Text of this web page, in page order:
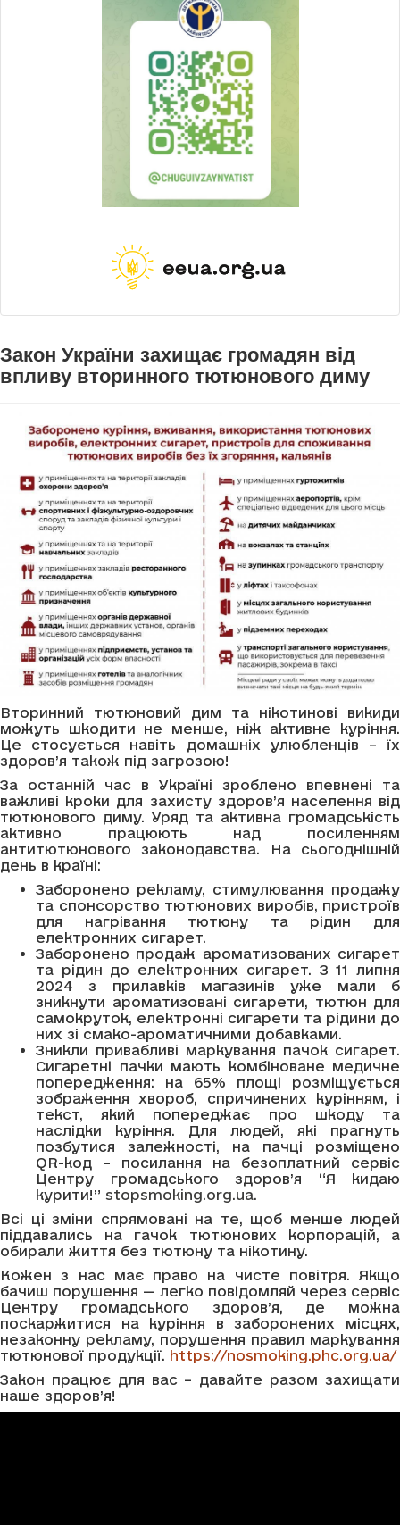
Закон України захищає громадян від
впливу вторинного тютюнового диму
Вторинний тютюновий дим та нікотинові викиди
можуть шкодити не менше, ніж активне куріння.
Це стосується навіть домашніх улюбленців – їх
здоров’я також під загрозою!
За останній час в Україні зроблено впевнені та
важливі кроки для захисту здоров’я населення від
тютюнового диму. Уряд та активна громадськість
активно працюють над посиленням
антитютюнового законодавства. На сьогоднішній
день в країні:
Заборонено рекламу, стимулювання продажу
та спонсорство тютюнових виробів, пристроїв
для нагрівання тютюну та рідин для
електронних сигарет.
Заборонено продаж ароматизованих сигарет
та рідин до електронних сигарет. З 11 липня
2024 з прилавків магазинів уже мали б
зникнути ароматизовані сигарети, тютюн для
самокруток, електронні сигарети та рідини до
них зі смако-ароматичними добавками.
Зникли привабливі маркування пачок сигарет.
Сигаретні пачки мають комбіноване медичне
попередження: на 65% площі розміщується
зображення хвороб, спричинених курінням, і
текст, який попереджає про шкоду та
наслідки куріння. Для людей, які прагнуть
позбутися залежності, на пачці розміщено
QR-код – посилання на безоплатний сервіс
Центру громадського здоров’я “Я кидаю
курити!” stopsmoking.org.ua.
Всі ці зміни спрямовані на те, щоб менше людей
піддавались на гачок тютюнових корпорацій, а
обирали життя без тютюну та нікотину.
Кожен з нас має право на чисте повітря. Якщо
бачиш порушення — легко повідомляй через сервіс
Центру громадського здоров’я, де можна
поскаржитися на куріння в заборонених місцях,
незаконну рекламу, порушення правил маркування
тютюнової продукції. https://nosmoking.phc.org.ua/
Закон працює для вас – давайте разом захищати
наше здоров’я!